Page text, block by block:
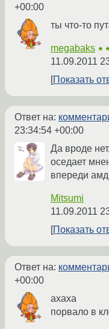
+00:00
ты что-то
megabaks
11.09.2011
Показать
Ответ на:
23:34:54 +00:00
Да вроде
оседает
впереди
Mitsumi
11.09.2011
Показать
Ответ на:
+00:00
ахаха
порвало в